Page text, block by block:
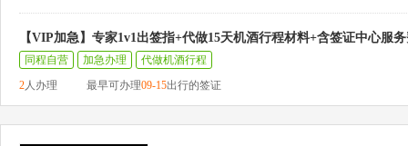
【VIP加急】专家1v1出签指+代做15天机酒行程材料+含签证中心服
同程自营 加急办理
代做机酒行程
2人办理 最早可办理09-15出行的签证